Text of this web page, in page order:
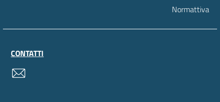
Normattiva
CONTATTI